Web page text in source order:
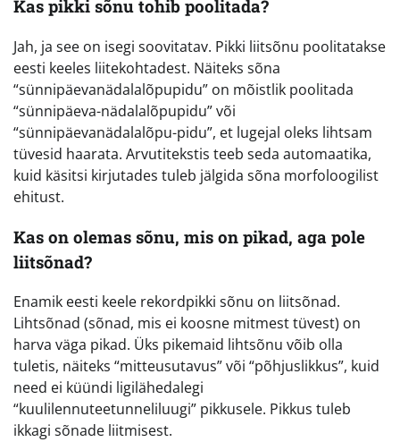
Kas pikki sõnu tohib poolitada?
Jah, ja see on isegi soovitatav. Pikki liitsõnu poolitatakse
eesti keeles liitekohtadest. Näiteks sõna
“sünnipäevanädalalõpupidu” on mõistlik poolitada
“sünnipäeva-nädalalõpupidu” või
“sünnipäevanädalalõpu-pidu”, et lugejal oleks lihtsam
tüvesid haarata. Arvutitekstis teeb seda automaatika,
kuid käsitsi kirjutades tuleb jälgida sõna morfoloogilist
ehitust.
Kas on olemas sõnu, mis on pikad, aga pole
liitsõnad?
Enamik eesti keele rekordpikki sõnu on liitsõnad.
Lihtsõnad (sõnad, mis ei koosne mitmest tüvest) on
harva väga pikad. Üks pikemaid lihtsõnu võib olla
tuletis, näiteks “mitteusutavus” või “põhjuslikkus”, kuid
need ei küündi ligilähedalegi
“kuulilennuteetunneliluugi” pikkusele. Pikkus tuleb
ikkagi sõnade liitmisest.